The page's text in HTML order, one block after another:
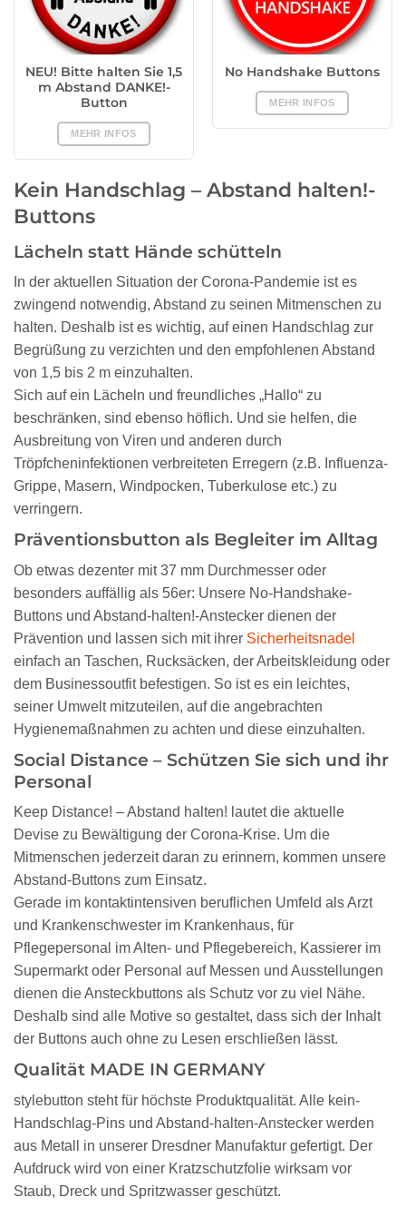
NEU! Bitte halten Sie 1,5
m Abstand DANKE!-
Button
MEHR INFOS
No Handshake Buttons
MEHR INFOS
Kein Handschlag – Abstand halten!-
Buttons
Lächeln statt Hände schütteln
In der aktuellen Situation der Corona-Pandemie ist es
zwingend notwendig, Abstand zu seinen Mitmenschen zu
halten. Deshalb ist es wichtig, auf einen Handschlag zur
Begrüßung zu verzichten und den empfohlenen Abstand
von 1,5 bis 2 m einzuhalten.
Sich auf ein Lächeln und freundliches „Hallo“ zu
beschränken, sind ebenso höflich. Und sie helfen, die
Ausbreitung von Viren und anderen durch
Tröpfcheninfektionen verbreiteten Erregern (z.B. Influenza-
Grippe, Masern, Windpocken, Tuberkulose etc.) zu
verringern.
Präventionsbutton als Begleiter im Alltag
Ob etwas dezenter mit 37 mm Durchmesser oder
besonders auffällig als 56er: Unsere No-Handshake-
Buttons und Abstand-halten!-Anstecker dienen der
Prävention und lassen sich mit ihrer Sicherheitsnadel
einfach an Taschen, Rucksäcken, der Arbeitskleidung oder
dem Businessoutfit befestigen. So ist es ein leichtes,
seiner Umwelt mitzuteilen, auf die angebrachten
Hygienemaßnahmen zu achten und diese einzuhalten.
Social Distance – Schützen Sie sich und ihr
Personal
Keep Distance! – Abstand halten! lautet die aktuelle
Devise zu Bewältigung der Corona-Krise. Um die
Mitmenschen jederzeit daran zu erinnern, kommen unsere
Abstand-Buttons zum Einsatz.
Gerade im kontaktintensiven beruflichen Umfeld als Arzt
und Krankenschwester im Krankenhaus, für
Pflegepersonal im Alten- und Pflegebereich, Kassierer im
Supermarkt oder Personal auf Messen und Ausstellungen
dienen die Ansteckbuttons als Schutz vor zu viel Nähe.
Deshalb sind alle Motive so gestaltet, dass sich der Inhalt
der Buttons auch ohne zu Lesen erschließen lässt.
Qualität MADE IN GERMANY
stylebutton steht für höchste Produktqualität. Alle kein-
Handschlag-Pins und Abstand-halten-Anstecker werden
aus Metall in unserer Dresdner Manufaktur gefertigt. Der
Aufdruck wird von einer Kratzschutzfolie wirksam vor
Staub, Dreck und Spritzwasser geschützt.